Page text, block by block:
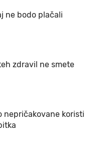
ne bodo plačali
zdravil ne smete
nepričakovane koristi